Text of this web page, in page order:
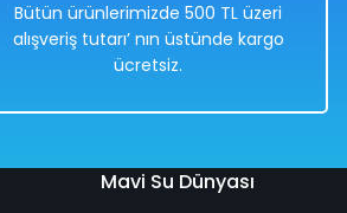
Bütün ürünlerimizde 500 TL üzeri
alışveriş tutarı’ nın üstünde kargo
ücretsiz.
Mavi Su Dünyası